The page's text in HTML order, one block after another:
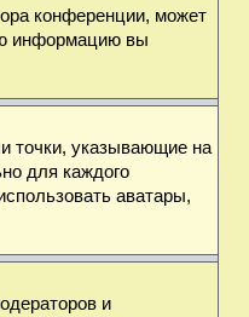
конференции, может
информацию вы
точки, указывающие на
для каждого
аватары,
и